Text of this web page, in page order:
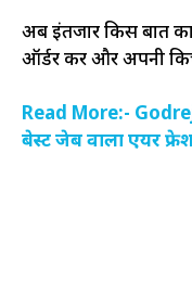
अब इंतजार किस बात
ऑर्डर करें और अपनी
Read More:-
बेस्ट जेब वाला एयर